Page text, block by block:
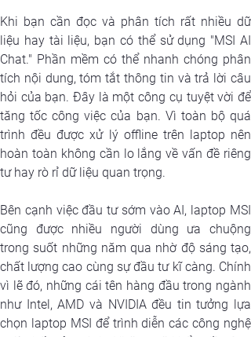
Khi bạn cần đọc và phân tích rất nhiều dữ
liệu hay tài liệu, bạn có thể sử dụng "MSI AI
Chat." Phần mềm có thể nhanh chóng phân
tích nội dung, tóm tắt thông tin và trả lời câu
hỏi của bạn. Đây là một công cụ tuyệt vời để
tăng tốc công việc của bạn. Vì toàn bộ quá
trình đều được xử lý offline trên laptop nên
hoàn toàn không cần lo lắng về vấn đề riêng
tư hay rò rỉ dữ liệu quan trọng.
Bên cạnh việc đầu tư sớm vào AI, laptop MSI
cũng được nhiều người dùng ưa chuộng
trong suốt những năm qua nhờ độ sáng tạo,
chất lượng cao cùng sự đầu tư kĩ càng. Chính
vì lẽ đó, những cái tên hàng đầu trong ngành
như Intel, AMD và NVIDIA đều tin tưởng lựa
chọn laptop MSI để trình diễn các công nghệ